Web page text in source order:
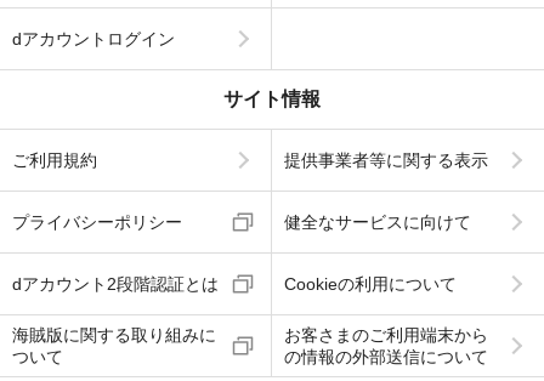
dアカウントログイン
サイト情報
ご利用規約 提供事業者等に関する表示
プライバシーポリシー 健全なサービスに向けて
dアカウント2段階認証とは Cookieの利用について
海賊版に関する取り組みに
ついて
お客さまのご利用端末から
の情報の外部送信について